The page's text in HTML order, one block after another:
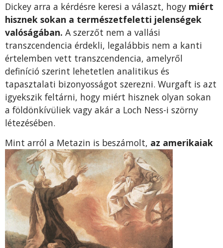
Dickey arra a kérdésre keresi a választ, hogy miért
hisznek sokan a természetfeletti jelenségek
valóságában. A szerzőt nem a vallási
transzcendencia érdekli, legalábbis nem a kanti
értelemben vett transzcendencia, amelyről
definíció szerint lehetetlen analitikus és
tapasztalati bizonyosságot szerezni. Wurgaft is azt
igyekszik feltárni, hogy miért hisznek olyan sokan
a földönkívüliek vagy akár a Loch Ness-i szörny
létezésében.
Mint arról a Metazin is beszámolt, az amerikaiak